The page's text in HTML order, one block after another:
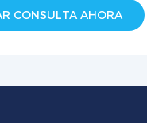
CONSULTA AHORA